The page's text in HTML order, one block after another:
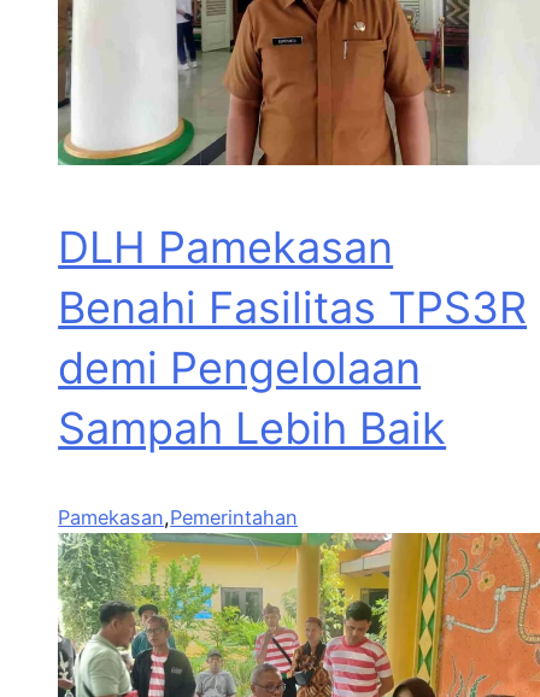
DLH Pamekasan
Benahi Fasilitas TPS3R
demi Pengelolaan
Sampah Lebih Baik
Pamekasan,Pemerintahan